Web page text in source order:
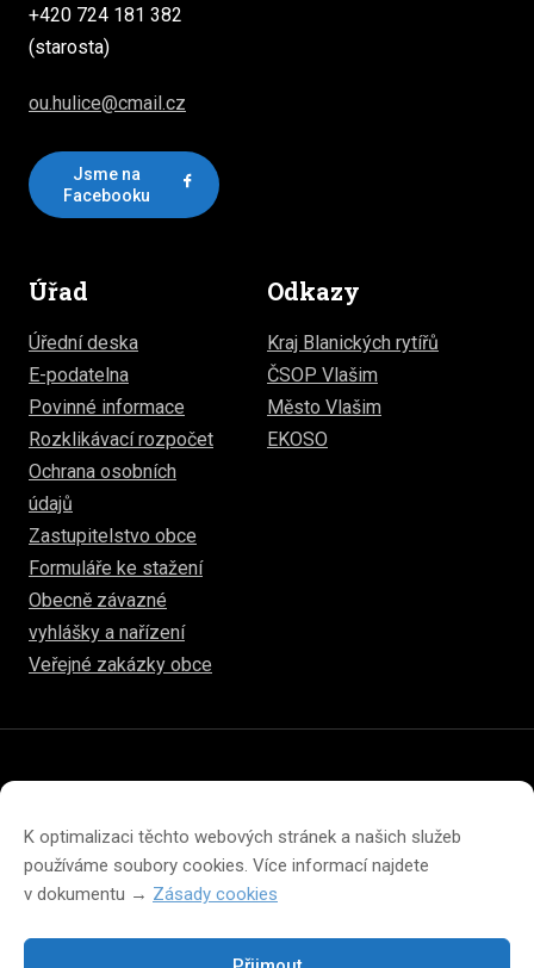
K optimalizaci těchto webových stránek a našich služeb
používáme soubory cookies. Více informací najdete
v dokumentu → Zásady cookies
+420 724 181 382
(starosta)
ou.hulice@cmail.cz
Jsme na
Facebooku
Úřad
Úřední deska
E-podatelna
Povinné informace
Rozklikávací rozpočet
Ochrana osobních
údajů
Zastupitelstvo obce
Formuláře ke stažení
Obecně závazné
vyhlášky a nařízení
Veřejné zakázky obce
Odkazy
Kraj Blanických rytířů
ČSOP Vlašim
Město Vlašim
EKOSO
Prohlášení o přístupnosti
Prohlášení o ochraně soukromí
Zásady cookies (EU)